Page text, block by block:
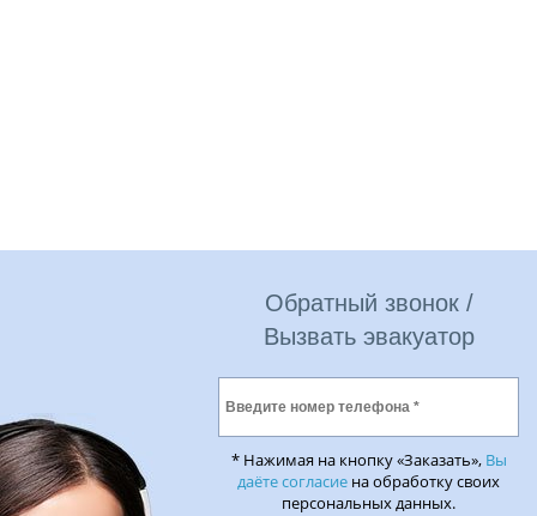
Обратный звонок /
Вызвать эвакуатор
* Нажимая на кнопку «Заказать», Вы
даёте согласие на обработку своих
персональных данных.